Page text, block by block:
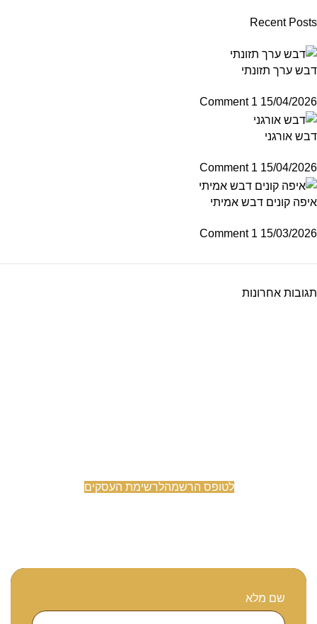
Recent Posts
דבש ערך תזונתי
15/04/2026
1 Comment
דבש אורגני
15/04/2026
1 Comment
איפה קונים דבש אמיתי
15/03/2026
1 Comment
תגובות אחרונות
לטופס הרשמהלרשימת העסקים
שם מלא